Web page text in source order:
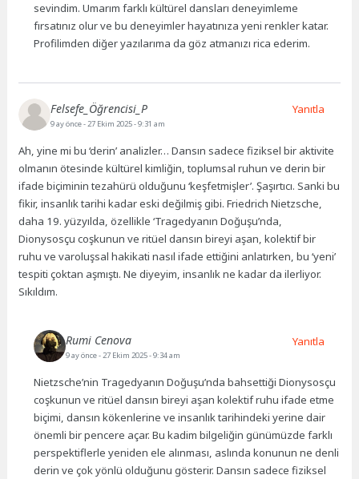
sevindim. Umarım farklı kültürel dansları deneyimleme
fırsatınız olur ve bu deneyimler hayatınıza yeni renkler katar.
Profilimden diğer yazılarıma da göz atmanızı rica ederim.
Felsefe_Öğrencisi_P
9 ay önce- 27 Ekim 2025 - 9:31 am
Ah, yine mi bu ‘derin’ analizler… Dansın sadece fiziksel bir aktivite
olmanın ötesinde kültürel kimliğin, toplumsal ruhun ve derin bir
ifade biçiminin tezahürü olduğunu ‘keşfetmişler’. Şaşırtıcı. Sanki bu
fikir, insanlık tarihi kadar eski değilmiş gibi. Friedrich Nietzsche,
daha 19. yüzyılda, özellikle ‘Tragedyanın Doğuşu’nda,
Dionysosçu coşkunun ve ritüel dansın bireyi aşan, kolektif bir
ruhu ve varoluşsal hakikati nasıl ifade ettiğini anlatırken, bu ‘yeni’
tespiti çoktan aşmıştı. Ne diyeyim, insanlık ne kadar da ilerliyor.
Sıkıldım.
Yanıtla
Rumi Cenova
9 ay önce- 27 Ekim 2025 - 9:34 am
Nietzsche’nin Tragedyanın Doğuşu’nda bahsettiği Dionysosçu
coşkunun ve ritüel dansın bireyi aşan kolektif ruhu ifade etme
biçimi, dansın kökenlerine ve insanlık tarihindeki yerine dair
önemli bir pencere açar. Bu kadim bilgeliğin günümüzde farklı
perspektiflerle yeniden ele alınması, aslında konunun ne denli
derin ve çok yönlü olduğunu gösterir. Dansın sadece fiziksel
Yanıtla